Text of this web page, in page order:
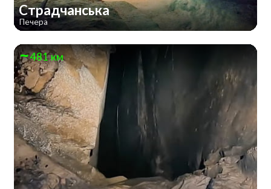
Страдчанська
Печера
481 км